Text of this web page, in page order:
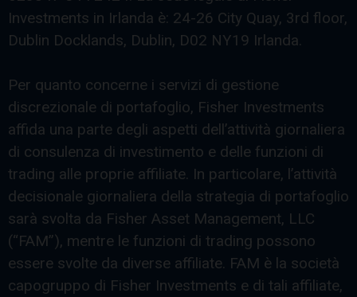
Investments in Irlanda è: 24-26 City Quay, 3rd floor,
Dublin Docklands, Dublin, D02 NY19 Irlanda.
Per quanto concerne i servizi di gestione
discrezionale di portafoglio, Fisher Investments
affida una parte degli aspetti dell’attività giornaliera
di consulenza di investimento e delle funzioni di
trading alle proprie affiliate. In particolare, l’attività
decisionale giornaliera della strategia di portafoglio
sarà svolta da Fisher Asset Management, LLC
(“FAM”), mentre le funzioni di trading possono
essere svolte da diverse affiliate. FAM è la società
capogruppo di Fisher Investments e di tali affiliate,